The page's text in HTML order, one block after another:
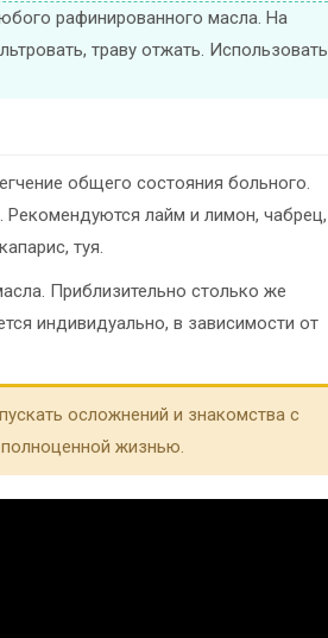
рафинированного масла. На
траву отжать. Использовать
общего состояния больного.
лайм и лимон, чабрец,
туя.
Приблизительно столько же
индивидуально, в зависимости от
осложнений и знакомства с
жизнью.